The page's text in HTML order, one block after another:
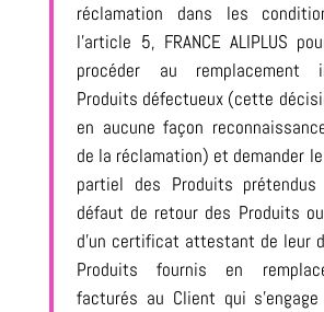
réclamation dans les
l’article 5, FRANCE ALIPLUS
procéder au remplacement
Produits défectueux (cette
en aucune façon
de la réclamation) et demander
partiel des Produits prétendus
défaut de retour des Produits
d’un certificat attestant de leur
Produits fournis en
facturés au Client qui